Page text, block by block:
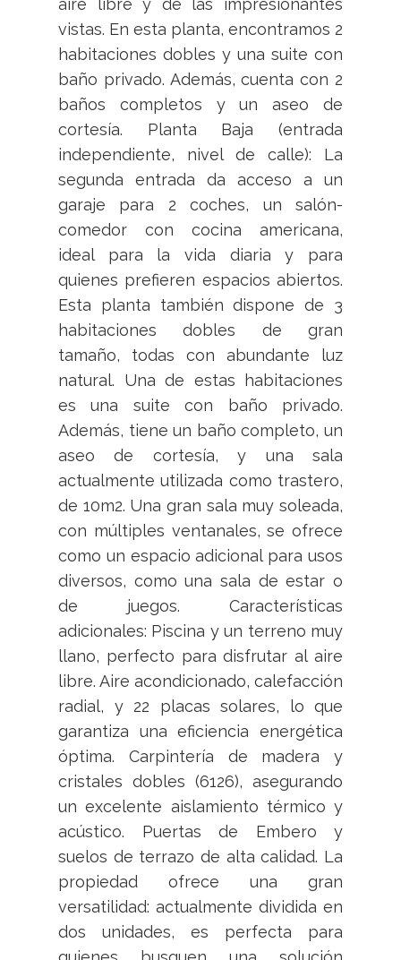
aire libre y de las impresionantes
vistas. En esta planta, encontramos 2
habitaciones dobles y una suite con
baño privado. Además, cuenta con 2
baños completos y un aseo de
cortesía. Planta Baja (entrada
independiente, nivel de calle): La
segunda entrada da acceso a un
garaje para 2 coches, un salón-
comedor con cocina americana,
ideal para la vida diaria y para
quienes prefieren espacios abiertos.
Esta planta también dispone de 3
habitaciones dobles de gran
tamaño, todas con abundante luz
natural. Una de estas habitaciones
es una suite con baño privado.
Además, tiene un baño completo, un
aseo de cortesía, y una sala
actualmente utilizada como trastero,
de 10m2. Una gran sala muy soleada,
con múltiples ventanales, se ofrece
como un espacio adicional para usos
diversos, como una sala de estar o
de juegos. Características
adicionales: Piscina y un terreno muy
llano, perfecto para disfrutar al aire
libre. Aire acondicionado, calefacción
radial, y 22 placas solares, lo que
garantiza una eficiencia energética
óptima. Carpintería de madera y
cristales dobles (6126), asegurando
un excelente aislamiento térmico y
acústico. Puertas de Embero y
suelos de terrazo de alta calidad. La
propiedad ofrece una gran
versatilidad: actualmente dividida en
dos unidades, es perfecta para